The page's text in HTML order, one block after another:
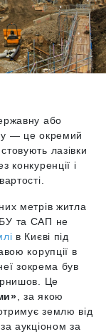
або
— це окремий
лазівки
конкуренції і
метрів житла
та САП не
в Києві під
корупції в
зокрема був
Це
, за якою
землю від
аукціоном за